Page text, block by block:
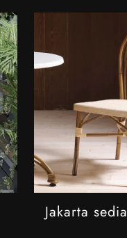
Jakarta sedia